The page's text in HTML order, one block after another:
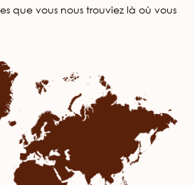
que vous nous trouviez là où vous